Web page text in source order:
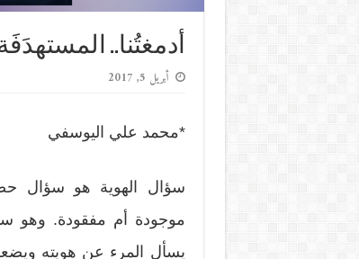
أدمغتُنا..
أبريل 5, 2017
*محمد علي اليوسفي
سؤال الهوية هو سؤال
موجودة أم مفقودة. وهو
يسأل المرء عن هويته